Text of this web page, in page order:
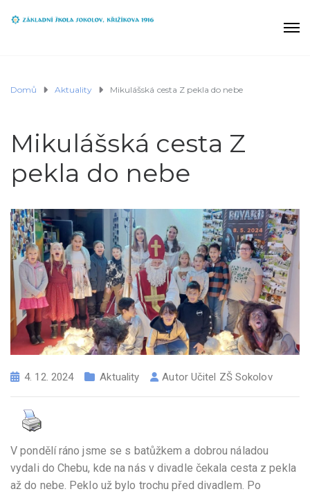
Domů Aktuality Mikulášská cesta Z pekla do nebe
Mikulášská cesta Z
pekla do nebe
4. 12. 2024 Aktuality Autor Učitel ZŠ Sokolov
V pondělí ráno jsme se s batůžkem a dobrou náladou
vydali do Chebu, kde na nás v divadle čekala cesta z pekla
až do nebe. Peklo už bylo trochu před divadlem. Po